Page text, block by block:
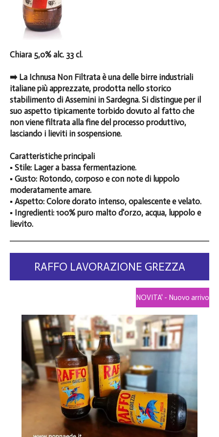
Chiara 5,0% alc. 33 cl.
➡️ La Ichnusa Non Filtrata è una delle birre industriali
italiane più apprezzate, prodotta nello storico
stabilimento di Assemini in Sardegna. Si distingue per il
suo aspetto tipicamente torbido dovuto al fatto che
non viene filtrata alla fine del processo produttivo,
lasciando i lieviti in sospensione.
Caratteristiche principali
▪️ Stile: Lager a bassa fermentazione.
▪️ Gusto: Rotondo, corposo e con note di luppolo
moderatamente amare.
▪️ Aspetto: Colore dorato intenso, opalescente e velato.
▪️ Ingredienti: 100% puro malto d'orzo, acqua, luppolo e
lievito.
RAFFO LAVORAZIONE GREZZA
NOVITA' - Nuovo arrivo